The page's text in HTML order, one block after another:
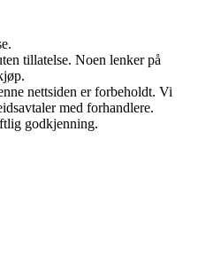
tillatelse. Noen lenker på
nettsiden er forbeholdt. Vi
med forhandlere.
godkjenning.